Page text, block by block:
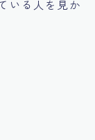
いる人を見か